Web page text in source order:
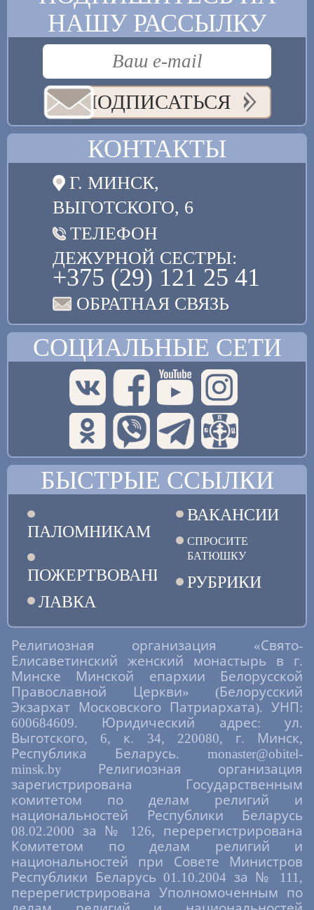
НАШУ РАССЫЛКУ
ПОДПИСАТЬСЯ
КОНТАКТЫ
Г. МИНСК,
ВЫГОТСКОГО, 6
ТЕЛЕФОН
ДЕЖУРНОЙ СЕСТРЫ:
+375 (29) 121 25 41
ОБРАТНАЯ СВЯЗЬ
СОЦИАЛЬНЫЕ СЕТИ
БЫСТРЫЕ ССЫЛКИ
ПАЛОМНИКАМ
ПОЖЕРТВОВАНИЯ
ЛАВКА
ВАКАНСИИ
СПРОСИТЕ
БАТЮШКУ
РУБРИКИ
Религиозная организация «Свято-
Елисаветинский женский монастырь в г.
Минске Минской епархии Белорусской
Православной Церкви» (Белорусский
Экзархат Московского Патриархата). УНП:
600684609. Юридический адрес: ул.
Выготского, 6, к. 34, 220080, г. Минск,
Республика Беларусь. monaster@obitel-
minsk.by Религиозная организация
зарегистрирована Государственным
комитетом по делам религий и
национальностей Республики Беларусь
08.02.2000 за № 126, перерегистрирована
Комитетом по делам религий и
национальностей при Совете Министров
Республики Беларусь 01.10.2004 за № 111,
перерегистрирована Уполномоченным по